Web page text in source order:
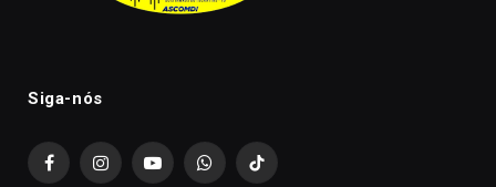
Siga-nós
FacebookInstagramYouTubeWhatsAppTikTok